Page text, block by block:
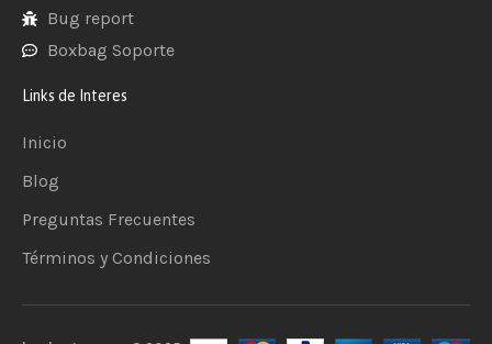
Bug report
Boxbag Soporte
Links de Interes
Inicio
Blog
Preguntas Frecuentes
Términos y Condiciones